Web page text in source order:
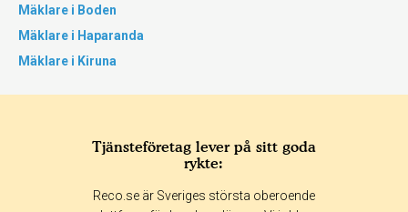
Mäklare i Boden
Mäklare i Haparanda
Mäklare i Kiruna
Tjänsteföretag lever på sitt goda
rykte:
Reco.se är Sveriges största oberoende